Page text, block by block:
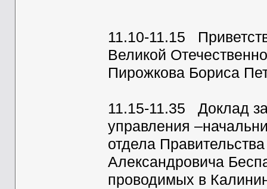
11.10-11.15
Великой
Пирожкова Бориса
11.15-11.35 Доклад
управления
отдела
Александровича
проводимых в